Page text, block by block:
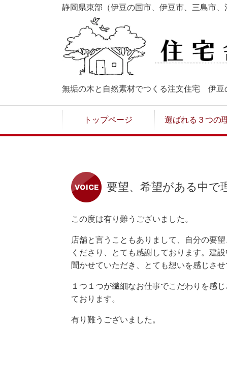
静岡県東部（伊豆の国市、伊豆市、三島市
無垢の木と自然素材でつくる注文住宅 伊豆
トップページ 選ばれる３つの
要望、希望がある中で
この度は有り難うございました。
店舗と言うこともありまして、自分の要
くださり、とても感謝しております。建
聞かせていただき、とても想いを感じさせ
１つ１つが繊細なお仕事でこだわりを感
ております。
有り難うございました。